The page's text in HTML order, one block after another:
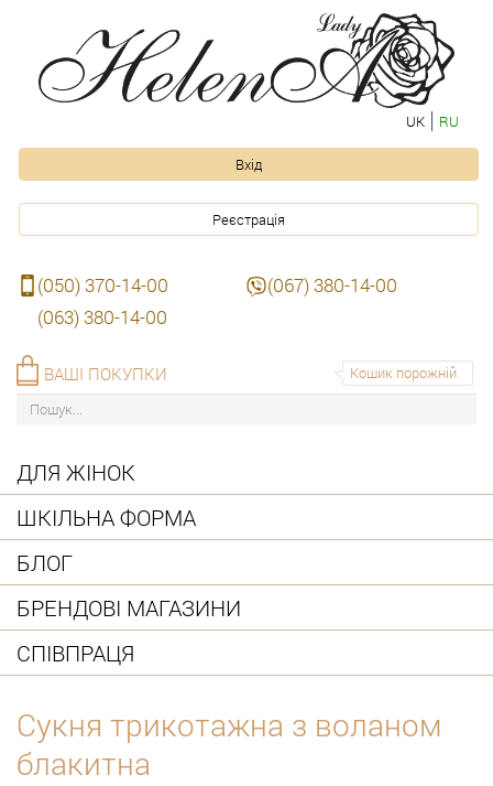
UK RU
Вхід
Реєстрація
(050) 370-14-00
(067) 380-14-00
(063) 380-14-00
Кошик порожній
ВАШІ ПОКУПКИ
ДЛЯ ЖІНОК
ШКІЛЬНА ФОРМА
БЛОГ
БРЕНДОВІ МАГАЗИНИ
СПІВПРАЦЯ
Сукня трикотажна з воланом
блакитна